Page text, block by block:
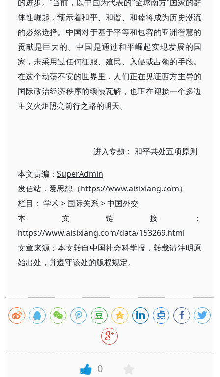
的进步。”当前，以中国为代表的“全球南方”国家的群
体性崛起，预示着和平、和谐、和睦将成为历史潮流
的必然选择。中国对于基于平等和包容的亚洲智慧的
贡献是巨大的。中国是通过和平崛起实现发展的国
家，未采用过任何征服、殖民、入侵或占领的手段。
在这个动荡不安的世界里，人们正在见证西方主导的
国际政治经济秩序的缓慢瓦解，也正在迎接一个多边
主义火炬照亮前行之路的明天。
进入专题：和平共处五项原则
本文责编： SuperAdmin
发信站：爱思想（https://www.aisixiang.com）
栏目： 学术> 国际关系>中国外交
本文链接：
https://www.aisixiang.com/data/153269.html
文章来源：本文转自中国社会科学报，转载请注明原
始出处，并遵守该处的版权规定。
0